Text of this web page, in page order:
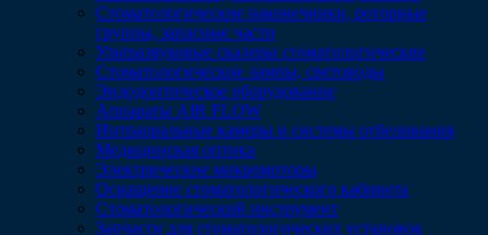
Стоматологические наконечники, роторные
группы, запасные части
Ультразвуковые скалеры стоматологические
Стоматологические лампы, световоды
Эндодонтическое оборудование
Аппараты AIR FLOW
Интраоральные камеры и системы отбеливания
Медицинская оптика
Электрические микромоторы
Оснащение стоматологического кабинета
Стоматологический инструмент
Запчасти для стоматологических установок